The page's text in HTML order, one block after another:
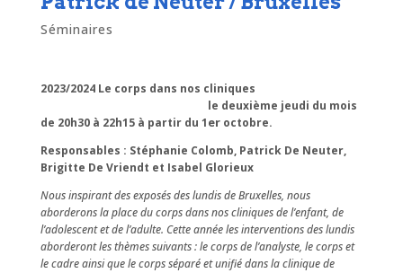
Séminaires
2023/2024 Le corps dans nos cliniques
le deuxième jeudi du mois
de 20h30 à 22h15 à partir du 1eroctobre.
Responsables : Stéphanie Colomb, Patrick De Neuter,
Brigitte De Vriendt et Isabel Glorieux
Nous inspirant des exposés des lundis de Bruxelles, nous
aborderons la place du corps dans nos cliniques de l’enfant, de
l’adolescent et de l’adulte. Cette année les interventions des lundis
aborderont les thèmes suivants : le corps de l’analyste, le corps et
le cadre ainsi que le corps séparé et unifié dans la clinique de